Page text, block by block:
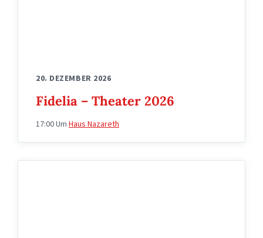
20. DEZEMBER 2026
Fidelia – Theater 2026
17:00Um Haus Nazareth